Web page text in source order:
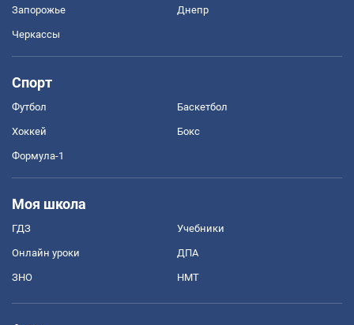
Запорожье Днепр
Черкассы
Спорт
Футбол Баскетбол
Хоккей Бокс
Формула-1
Моя школа
ГДЗ Учебники
Онлайн уроки ДПА
ЗНО НМТ